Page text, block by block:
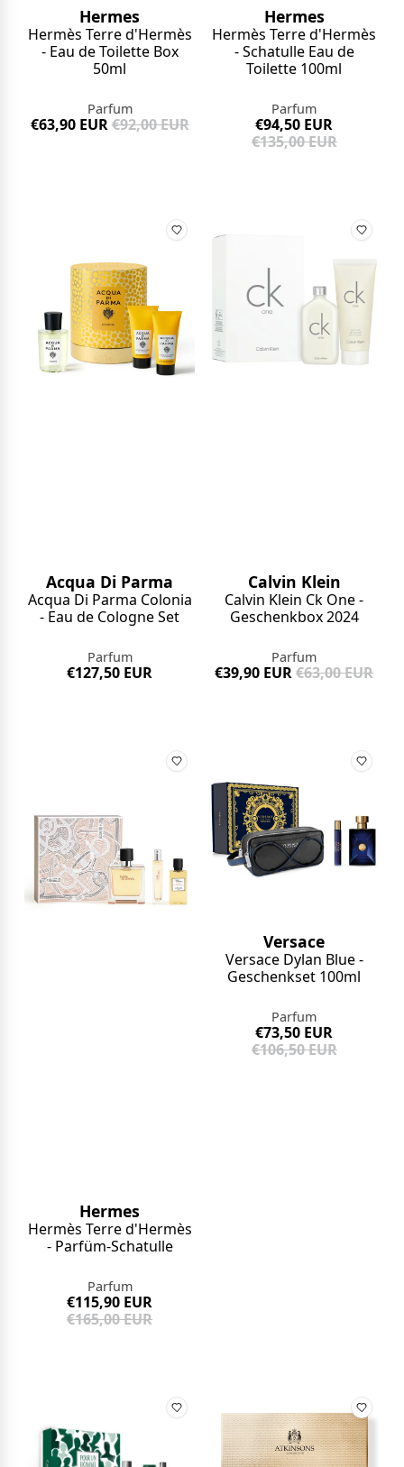
Hermes
Hermès Terre d'Hermès
- Eau de Toilette Box
50ml
Parfum
€63,90 EUR€92,00 EUR
Hermes
Hermès Terre d'Hermès
- Schatulle Eau de
Toilette 100ml
Parfum
€94,50 EUR
€135,00 EUR
Acqua Di Parma
Acqua Di Parma Colonia
- Eau de Cologne Set
Parfum
€127,50 EUR
Calvin Klein
Calvin Klein Ck One -
Geschenkbox 2024
Parfum
€39,90 EUR€63,00 EUR
Hermes
Hermès Terre d'Hermès
- Parfüm-Schatulle
Parfum
€115,90 EUR
€165,00 EUR
Versace
Versace Dylan Blue -
Geschenkset 100ml
Parfum
€73,50 EUR
€106,50 EUR